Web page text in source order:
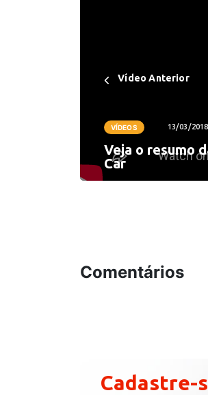
Vídeo Anterior
VÍDEOS 13/03/2018
Veja o resumo
Car
Comentários
Cadastre-